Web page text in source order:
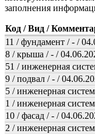
заполнения
Код / Вид /
11 / фундамент / - /
8 / крыша / - /
51 / инженерная
9 / подвал / - /
5 / инженерная
1 / инженерная
10 / фасад / - /
2 / инженерная